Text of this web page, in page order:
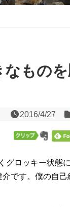
もの
2016/4/27
グロッキー状態
です。僕の自己